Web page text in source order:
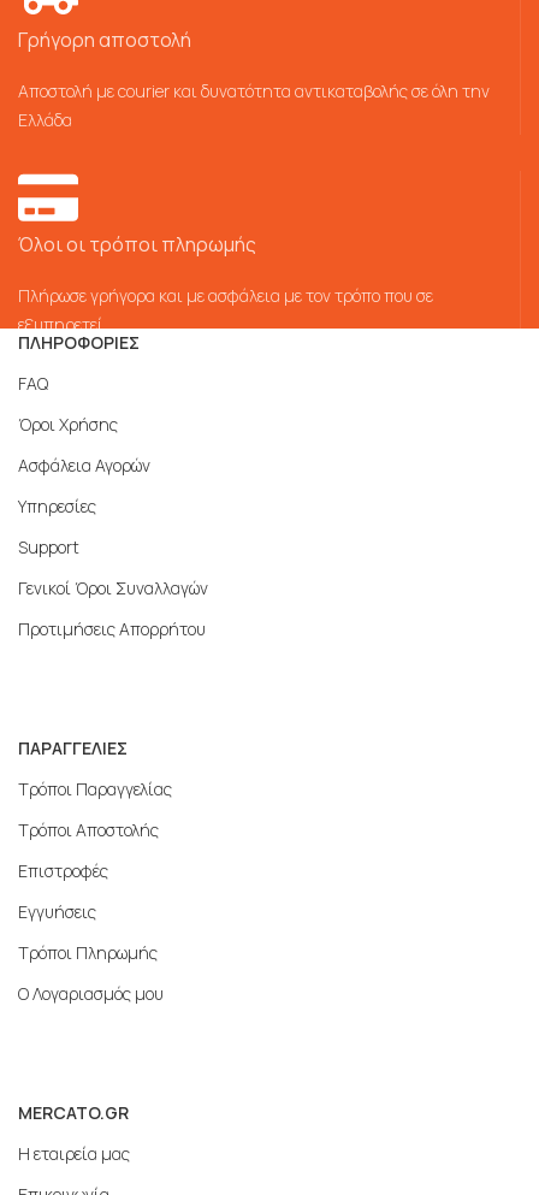
Γρήγορη αποστολή
Αποστολή με courier και δυνατότητα αντικαταβολής σε όλη την
Ελλάδα
Όλοι οι τρόποι πληρωμής
Πλήρωσε γρήγορα και με ασφάλεια με τον τρόπο που σε
εξυπηρετεί
ΠΛΗΡΟΦΟΡΙΕΣ
FAQ
Όροι Χρήσης
Ασφάλεια Αγορών
Υπηρεσίες
Support
Γενικοί Όροι Συναλλαγών
Προτιμήσεις Απορρήτου
ΠΑΡΑΓΓΕΛΙΕΣ
Τρόποι Παραγγελίας
Τρόποι Αποστολής
Επιστροφές
Εγγυήσεις
Τρόποι Πληρωμής
Ο Λογαριασμός μου
MERCATO.GR
Η εταιρεία μας